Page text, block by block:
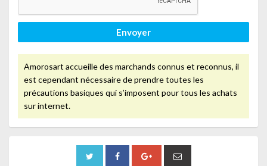
Envoyer
Amorosart accueille des marchands connus et reconnus, il
est cependant nécessaire de prendre toutes les
précautions basiques qui s’imposent pour tous les achats
sur internet.